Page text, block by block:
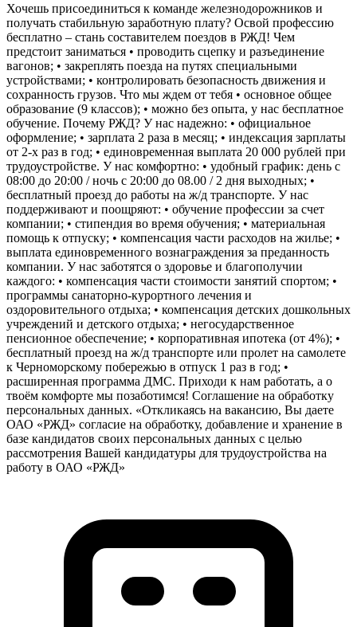
Хочешь присоединиться к команде железнодорожников и
получать стабильную заработную плату? Освой профессию
бесплатно – стань составителем поездов в РЖД! Чем
предстоит заниматься • проводить сцепку и разъединение
вагонов; • закреплять поезда на путях специальными
устройствами; • контролировать безопасность движения и
сохранность грузов. Что мы ждем от тебя • основное общее
образование (9 классов); • можно без опыта, у нас бесплатное
обучение. Почему РЖД? У нас надежно: • официальное
оформление; • зарплата 2 раза в месяц; • индексация зарплаты
от 2-х раз в год; • единовременная выплата 20 000 рублей при
трудоустройстве. У нас комфортно: • удобный график: день с
08:00 до 20:00 / ночь с 20:00 до 08.00 / 2 дня выходных; •
бесплатный проезд до работы на ж/д транспорте. У нас
поддерживают и поощряют: • обучение профессии за счет
компании; • стипендия во время обучения; • материальная
помощь к отпуску; • компенсация части расходов на жилье; •
выплата единовременного вознаграждения за преданность
компании. У нас заботятся о здоровье и благополучии
каждого: • компенсация части стоимости занятий спортом; •
программы санаторно-курортного лечения и
оздоровительного отдыха; • компенсация детских дошкольных
учреждений и детского отдыха; • негосударственное
пенсионное обеспечение; • корпоративная ипотека (от 4%); •
бесплатный проезд на ж/д транспорте или пролет на самолете
к Черноморскому побережью в отпуск 1 раз в год; •
расширенная программа ДМС. Приходи к нам работать, а о
твоём комфорте мы позаботимся! Соглашение на обработку
персональных данных. «Откликаясь на вакансию, Вы даете
ОАО «РЖД» согласие на обработку, добавление и хранение в
базе кандидатов своих персональных данных с целью
рассмотрения Вашей кандидатуры для трудоустройства на
работу в ОАО «РЖД»